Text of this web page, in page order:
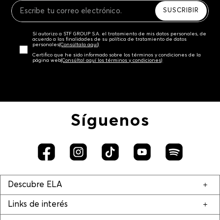
SUSCRIBIR
Sí autorizo a STF GROUP S.A. el tratamiento de mis datos personales, de
acuerdo a las finalidades de su política de tratamiento de datos
personales‎(Consúltala aquí)
Certifico que he sido informado sobre los términos y condiciones de la
página web‎(Consúltal aquí los términos y condiciones)
Síguenos
Descubre ELA
Links de interés